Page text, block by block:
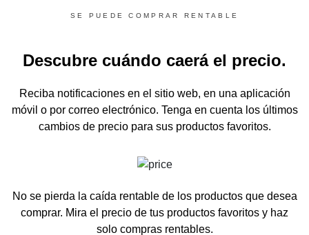
SE PUEDE COMPRAR RENTABLE
Descubre cuándo caerá el precio.
Reciba notificaciones en el sitio web, en una aplicación
móvil o por correo electrónico. Tenga en cuenta los últimos
cambios de precio para sus productos favoritos.
No se pierda la caída rentable de los productos que desea
comprar. Mira el precio de tus productos favoritos y haz
solo compras rentables.